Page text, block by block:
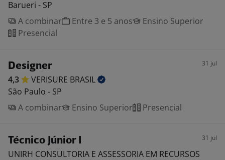
Barueri - SP
A combinar
Entre 3 e 5 anos
Ensino Superior
Presencial
Designer 31 jul
4,3 VERISURE BRASIL
São Paulo - SP
A combinar
Ensino Superior Presencial
Técnico Júnior I 31 jul
UNIRH CONSULTORIA E ASSESSORIA EM RECURSOS